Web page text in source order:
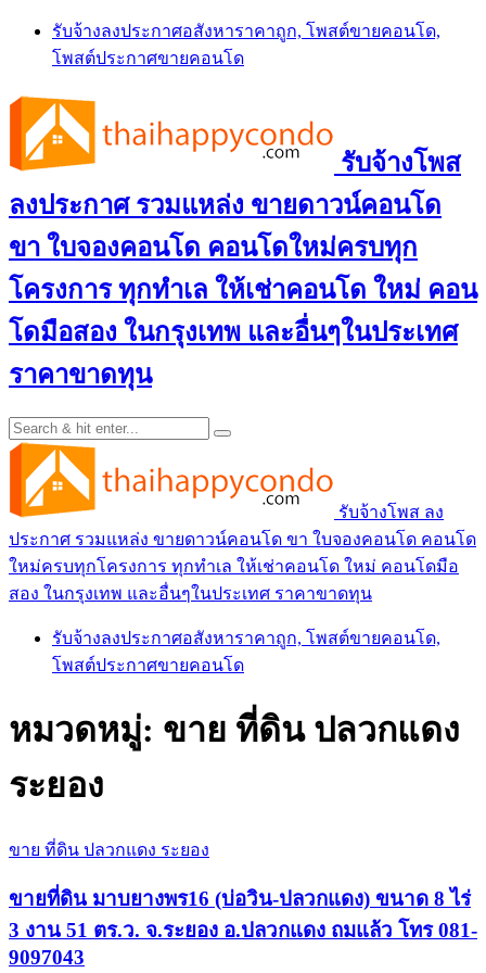
Skip
content
รับจ้างลงประกาศอสังหาราคาถูก, โพสต์ขายคอนโด,
โพสต์ประกาศขายคอนโด
รับจ้างโพส
ลงประกาศ รวมแหล่ง ขายดาวน์คอนโด
ขา ใบจองคอนโด คอนโดใหม่ครบทุก
โครงการ ทุกทำเล ให้เช่าคอนโด ใหม่ คอน
โดมือสอง ในกรุงเทพ และอื่นๆในประเทศ
ราคาขาดทุน
รับจ้างโพส ลง
ประกาศ รวมแหล่ง ขายดาวน์คอนโด ขา ใบจองคอนโด คอนโด
ใหม่ครบทุกโครงการ ทุกทำเล ให้เช่าคอนโด ใหม่ คอนโดมือ
สอง ในกรุงเทพ และอื่นๆในประเทศ ราคาขาดทุน
รับจ้างลงประกาศอสังหาราคาถูก, โพสต์ขายคอนโด,
โพสต์ประกาศขายคอนโด
หมวดหมู่: ขาย ที่ดิน ปลวกแดง
ระยอง
ขาย ที่ดิน ปลวกแดง ระยอง
ขายที่ดิน มาบยางพร16 (บ่อวิน-ปลวกแดง) ขนาด 8 ไร่
3 งาน 51 ตร.ว. จ.ระยอง อ.ปลวกแดง ถมแล้ว โทร 081-
9097043